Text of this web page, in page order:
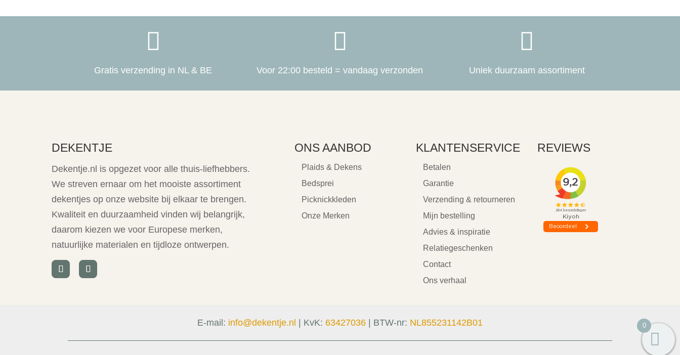

Gratis verzending in NL & BE

Voor 22:00 besteld = vandaag verzonden

Uniek duurzaam assortiment
DEKENTJE
Dekentje.nl is opgezet voor alle thuis-liefhebbers.
We streven ernaar om het mooiste assortiment
dekentjes op onze website bij elkaar te brengen.
Kwaliteit en duurzaamheid vinden wij belangrijk,
daarom kiezen we voor Europese merken,
natuurlijke materialen en tijdloze ontwerpen.
ONS AANBOD
Plaids & Dekens
Bedsprei
Picknickkleden
Onze Merken
KLANTENSERVICE
Betalen
Garantie
Verzending & retourneren
Mijn bestelling
Advies & inspiratie
Relatiegeschenken
Contact
Ons verhaal
REVIEWS
E-mail: info@dekentje.nl | KvK: 63427036 | BTW-nr: NL855231142B01 0